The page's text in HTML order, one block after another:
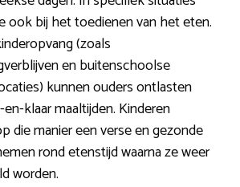
ook bij het toedienen van het eten.
(zoals
en buitenschoolse
kunnen ouders ontlasten
klaar maaltijden. Kinderen
die manier een verse en gezonde
rond etenstijd waarna ze weer
worden.